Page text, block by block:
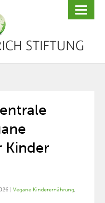
Kinder
|Vegane Kinderernährung,